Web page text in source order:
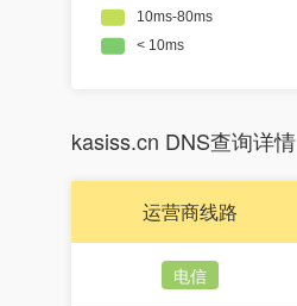
kasiss.cn DNS查询详情
运营商线路
电信